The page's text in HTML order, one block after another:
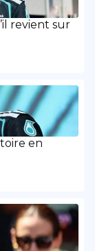
revient sur
en